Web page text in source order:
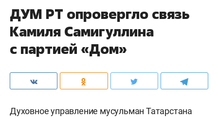
ДУМ РТ опровергло связь
Камиля Самигуллина
с партией «Дом»
Духовное управление мусульман Татарстана